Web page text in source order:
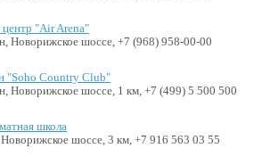
"Air Arena"
Новорижское шоссе, +7 (968) 958-00-00
"Soho Country Club"
Новорижское шоссе, 1 км, +7 (499) 5 500 500
школа
шоссе, 3 км, +7 916 563 03 55